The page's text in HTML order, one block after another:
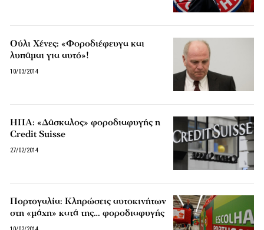
Ούλι Χένες: «Φοροδιέφευγα και
λυπάμαι για αυτό»!
10/03/2014
ΗΠΑ: «Δάσκαλος» φοροδιαφυγής η
Credit Suisse
27/02/2014
Πορτογαλία: Κληρώσεις αυτοκινήτων
στη «μάχη» κατά της… φοροδιαφυγής